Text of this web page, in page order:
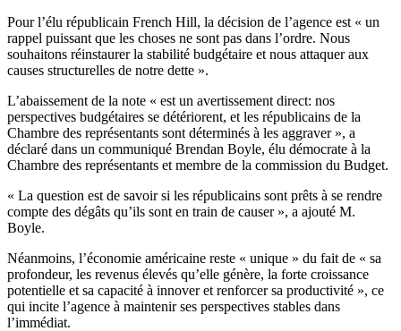
Pour l’élu républicain French Hill, la décision de l’agence est « un
rappel puissant que les choses ne sont pas dans l’ordre. Nous
souhaitons réinstaurer la stabilité budgétaire et nous attaquer aux
causes structurelles de notre dette ».
L’abaissement de la note « est un avertissement direct: nos
perspectives budgétaires se détériorent, et les républicains de la
Chambre des représentants sont déterminés à les aggraver », a
déclaré dans un communiqué Brendan Boyle, élu démocrate à la
Chambre des représentants et membre de la commission du Budget.
« La question est de savoir si les républicains sont prêts à se rendre
compte des dégâts qu’ils sont en train de causer », a ajouté M.
Boyle.
Néanmoins, l’économie américaine reste « unique » du fait de « sa
profondeur, les revenus élevés qu’elle génère, la forte croissance
potentielle et sa capacité à innover et renforcer sa productivité », ce
qui incite l’agence à maintenir ses perspectives stables dans
l’immédiat.